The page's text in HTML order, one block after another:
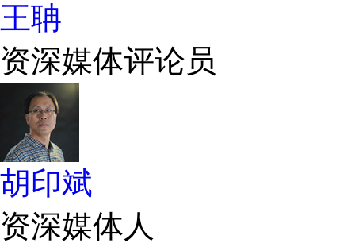
王聃
资深媒体评论员
胡印斌
资深媒体人